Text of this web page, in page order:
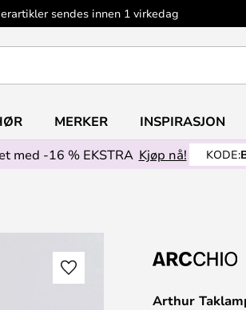
sendes innen 1 virkedag
MERKER
INSPIRASJON
med -16 % EKSTRA Kjøp nå! KODE:
Arthur